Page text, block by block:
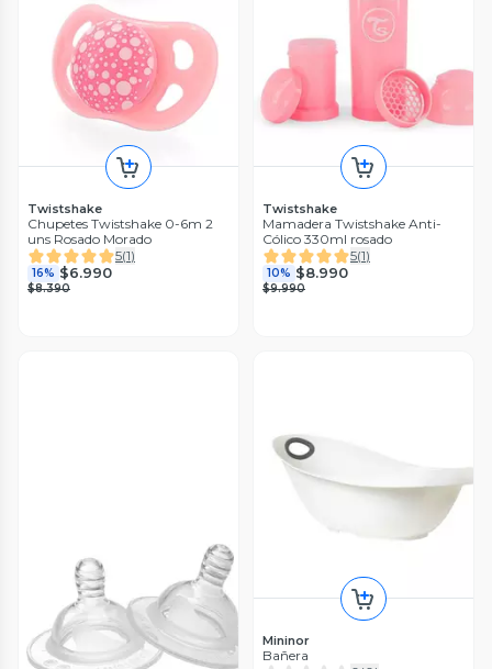
Twistshake
Chupetes Twistshake 0-6m 2
uns Rosado Morado
5(1)
16% $6.990
$8.390
Twistshake
Mamadera Twistshake Anti-
Cólico 330ml rosado
5(1)
10% $8.990
$9.990
Mininor
Bañera